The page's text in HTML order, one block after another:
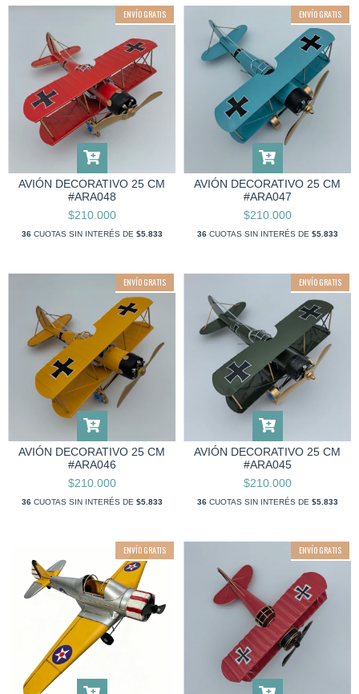
ENVÍO GRATIS
AVIÓN DECORATIVO 25 CM
#ARA048
$210.000
36CUOTAS SIN INTERÉS DE $5.833
ENVÍO GRATIS
AVIÓN DECORATIVO 25 CM
#ARA047
$210.000
36CUOTAS SIN INTERÉS DE $5.833
ENVÍO GRATIS
AVIÓN DECORATIVO 25 CM
#ARA046
$210.000
36CUOTAS SIN INTERÉS DE $5.833
ENVÍO GRATIS
AVIÓN DECORATIVO 25 CM
#ARA045
$210.000
36CUOTAS SIN INTERÉS DE $5.833
ENVÍO GRATIS ENVÍO GRATIS